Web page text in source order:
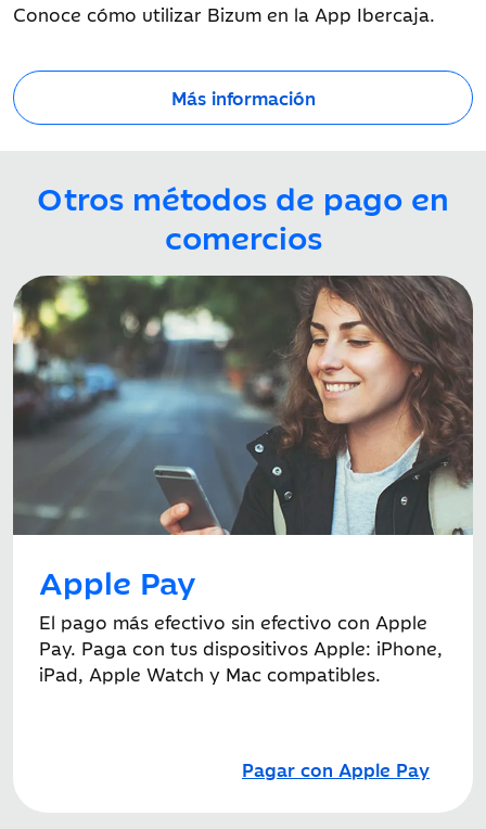
Conoce cómo utilizar Bizum en la App Ibercaja.
Más información
Otros métodos de pago en
comercios
Apple Pay
El pago más efectivo sin efectivo con Apple
Pay. Paga con tus dispositivos Apple: iPhone,
iPad, Apple Watch y Mac compatibles.
Pagar con Apple Pay